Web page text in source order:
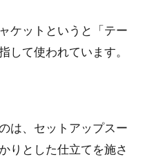
実とジーンズのゆるさ！
が整うコーデ！
ても使われます。しかし、イン
ケットというと「テー
して使われています。
は、セットアップスー
りとした仕立てを施さ